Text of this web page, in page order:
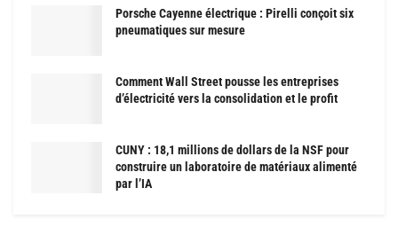
Porsche Cayenne électrique : Pirelli conçoit six
pneumatiques sur mesure
Comment Wall Street pousse les entreprises
d’électricité vers la consolidation et le profit
CUNY : 18,1 millions de dollars de la NSF pour
construire un laboratoire de matériaux alimenté
par l’IA